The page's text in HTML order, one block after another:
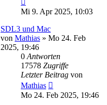
Mi 9. Apr 2025, 10:03
SDL3 und Mac
von Mathias » Mo 24. Feb
2025, 19:46
0 Antworten
17578 Zugriffe
Letzter Beitrag von
Mathias
Mo 24. Feb 2025, 19:46